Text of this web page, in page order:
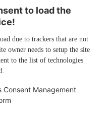
to load the
due to trackers that are not
owner needs to setup the site
to the list of technologies
Consent Management